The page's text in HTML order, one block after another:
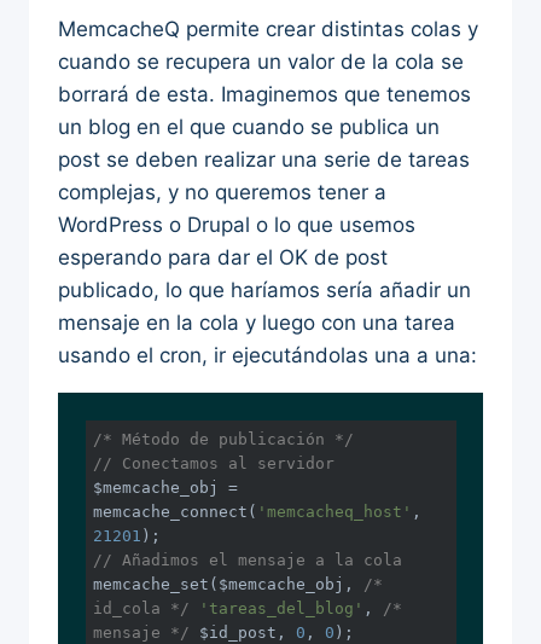
MemcacheQ permite crear distintas colas y
cuando se recupera un valor de la cola se
borrará de esta. Imaginemos que tenemos
un blog en el que cuando se publica un
post se deben realizar una serie de tareas
complejas, y no queremos tener a
WordPress o Drupal o lo que usemos
esperando para dar el OK de post
publicado, lo que haríamos sería añadir un
mensaje en la cola y luego con una tarea
usando el cron, ir ejecutándolas una a una:
/* Método de publicación */
// Conectamos al servidor
$memcache_obj =
memcache_connect( 'memcacheq_host'
21201
// Añadimos el mensaje a la cola
memcache_set($memcache_obj,
/*
id_cola */
'tareas_del_blog' ,
/*
mensaje */ $id_post, 0 , 0 );